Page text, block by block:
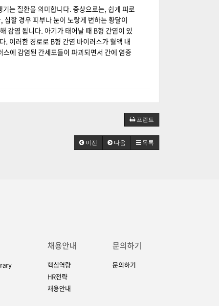
는 질환을 의미합니다. 증상으로는, 쉽게 피로
할 경우 피부나 눈이 노랗게 변하는 황달이
감염 됩니다. 아기가 태어날 때 B형 간염이 있
. 이러한 경로로 B형 간염 바이러스가 혈액 내
에 감염된 간세포들이 파괴되면서 간에 염증
프린트
이전 다음 목록
채용안내
핵심역량
HR전략
채용안내
문의하기
문의하기